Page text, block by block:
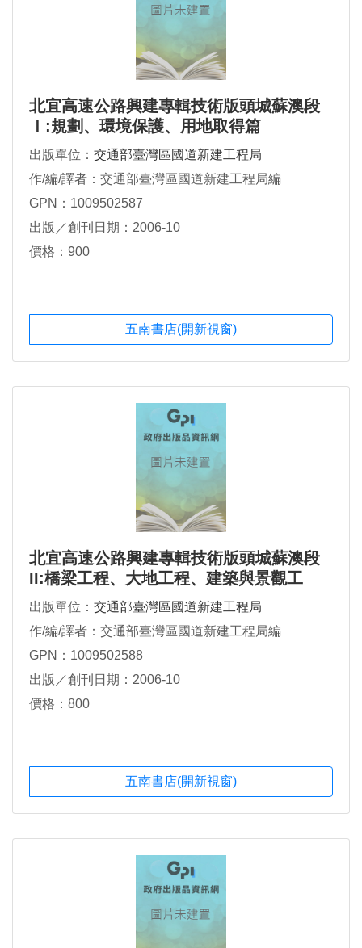
北宜高速公路興建專輯技術版頭城蘇澳段
Ｉ:規劃、環境保護、用地取得篇
出版單位： 交通部臺灣區國道新建工程局
作/編/譯者：交通部臺灣區國道新建工程局編
GPN：1009502587
出版／創刊日期：2006-10
價格：900
五南書店(開新視窗)
北宜高速公路興建專輯技術版頭城蘇澳段
II:橋梁工程、大地工程、建築與景觀工
程、工程管理、重大記事篇
出版單位： 交通部臺灣區國道新建工程局
作/編/譯者：交通部臺灣區國道新建工程局編
GPN：1009502588
出版／創刊日期：2006-10
價格：800
五南書店(開新視窗)